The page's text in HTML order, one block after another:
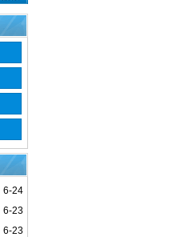
6-24
6-23
6-23